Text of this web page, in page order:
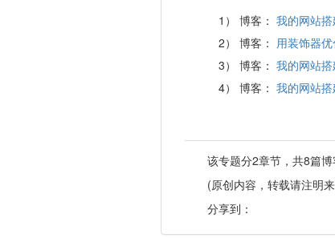
博客： 我的网站
博客： 用装饰器
博客： 我的网站
博客： 我的网站
该专题分2章节，共8篇
(原创内容，转载请注明
分享到：